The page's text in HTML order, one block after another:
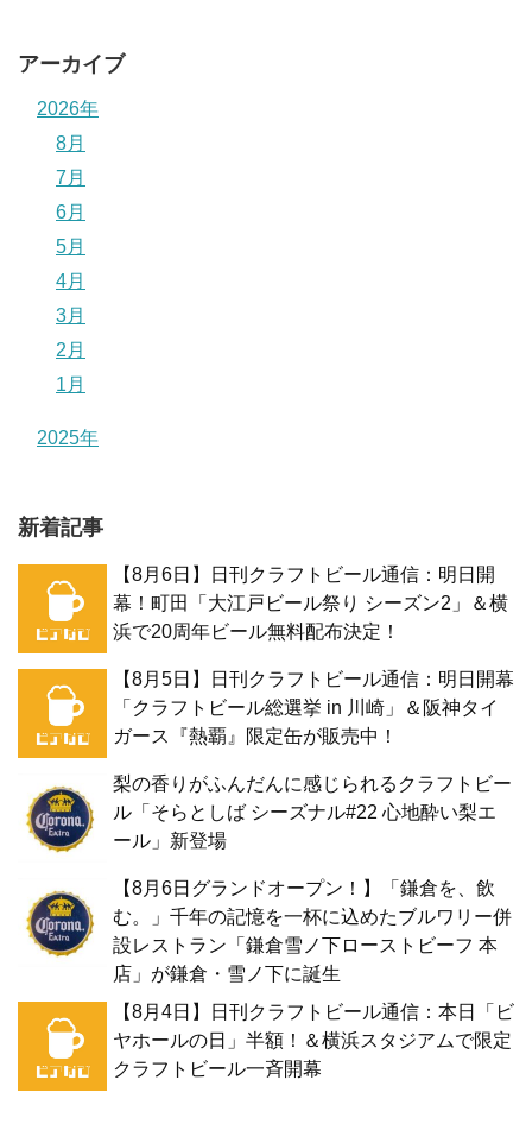
アーカイブ
2026年
8月
7月
6月
5月
4月
3月
2月
1月
2025年
新着記事
【8月6日】日刊クラフトビール通信：明日開
幕！町田「大江戸ビール祭り シーズン2」＆横
浜で20周年ビール無料配布決定！
【8月5日】日刊クラフトビール通信：明日開幕
「クラフトビール総選挙 in 川崎」＆阪神タイ
ガース『熱覇』限定缶が販売中！
梨の香りがふんだんに感じられるクラフトビー
ル「そらとしば シーズナル#22 心地酔い梨エ
ール」新登場
【8月6日グランドオープン！】「鎌倉を、飲
む。」千年の記憶を一杯に込めたブルワリー併
設レストラン「鎌倉雪ノ下ローストビーフ 本
店」が鎌倉・雪ノ下に誕生
【8月4日】日刊クラフトビール通信：本日「ビ
ヤホールの日」半額！＆横浜スタジアムで限定
クラフトビール一斉開幕